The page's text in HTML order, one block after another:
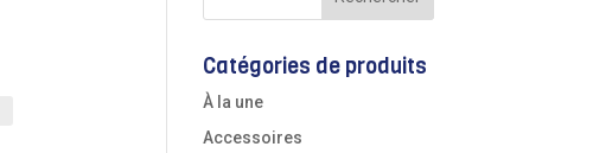
Catégories de produits
À la une
Accessoires